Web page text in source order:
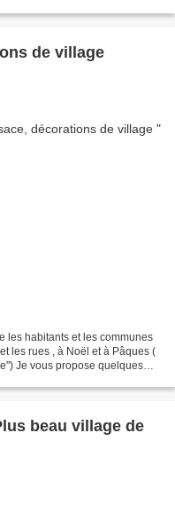
de village
les habitants et les communes
les rues , à Noël et à Pâques (
Je vous propose quelques
beau village de